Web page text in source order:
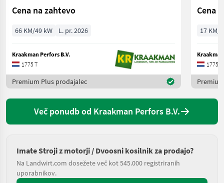
Cena na zahtevo
66 KM/49 kW L. pr. 2026
Kraakman Perfors B.V.
1775 T
Premium Plus prodajalec
Cena
17 KM/
1775 T
Več ponudb od Kraakman Perfors B.V.
Imate Stroji z motorji / Dvoosni kosilnik za prodajo?
Na Landwirt.com dosežete več kot 545.000 registriranih
uporabnikov.